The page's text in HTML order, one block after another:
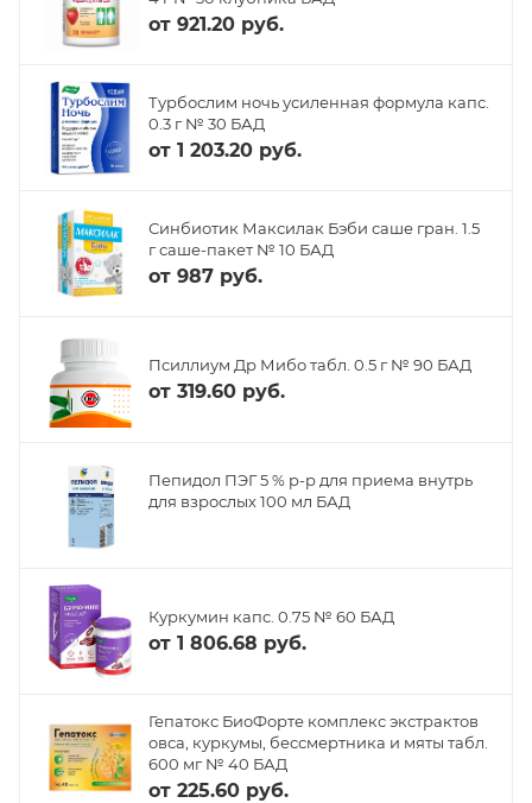
от 921.20 руб.
Турбослим ночь усиленная формула капс.
0.3 г № 30 БАД
от 1 203.20 руб.
Синбиотик Максилак Бэби саше гран. 1.5
г саше-пакет № 10 БАД
от 987 руб.
Псиллиум Др Мибо табл. 0.5 г № 90 БАД
от 319.60 руб.
Пепидол ПЭГ 5 % р-р для приема внутрь
для взрослых 100 мл БАД
Куркумин капс. 0.75 № 60 БАД
от 1 806.68 руб.
Гепатокс БиоФорте комплекс экстрактов
овса, куркумы, бессмертника и мяты табл.
600 мг № 40 БАД
от 225.60 руб.